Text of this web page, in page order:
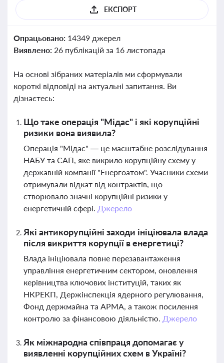
ЕКСПОРТ
Опрацьовано: 14349 джерел
Виявлено: 26 публікацій за 16 листопада
На основі зібраних матеріалів ми сформували
короткі відповіді на актуальні запитання. Ви
дізнаєтесь:
Що таке операція "Мідас" і які корупційні
ризики вона виявила?
Операція "Мідас" — це масштабне розслідування
НАБУ та САП, яке викрило корупційну схему у
державній компанії "Енергоатом". Учасники схеми
отримували відкат від контрактів, що
створювало значні корупційні ризики у
енергетичній сфері. Джерело
Які антикорупційні заходи ініціювала влада
після викриття корупції в енергетиці?
Влада ініціювала повне перезавантаження
управління енергетичним сектором, оновлення
керівництва ключових інституцій, таких як
НКРЕКП, Держінспекція ядерного регулювання,
Фонд держмайна та АРМА, а також посилення
контролю за фінансовою діяльністю. Джерело
Як міжнародна співпраця допомагає у
виявленні корупційних схем в Україні?